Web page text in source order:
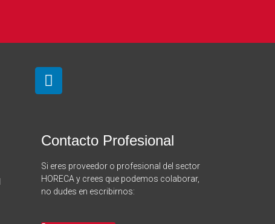
Contacto Profesional
Si eres proveedor o profesional del sector
HORECA y crees que podemos colaborar,
no dudes en escribirnos: